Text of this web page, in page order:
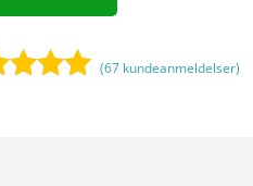
(67 kundeanmeldelser)